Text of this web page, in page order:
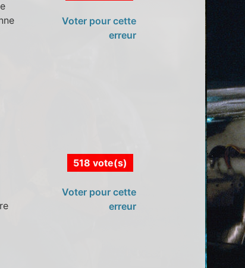
Voter pour cette
erreur
518 vote(s)
Voter pour cette
erreur